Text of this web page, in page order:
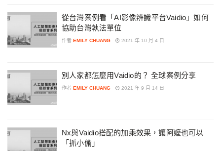
從台灣案例看「AI影像辨識平台Vaidio」如何
協助台灣執法單位
作者 EMILY CHUANG 2021 年 10 月 4 日
別人家都怎麼用Vaidio的？ 全球案例分享
作者 EMILY CHUANG 2021 年 9 月 14 日
Nx與Vaidio搭配的加乘效果，讓阿嬤也可以
「抓小偷」